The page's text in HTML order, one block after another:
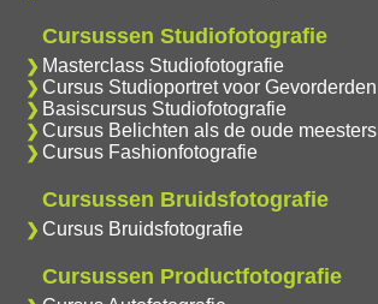
Cursussen Studiofotografie
Masterclass Studiofotografie
Cursus Studioportret voor Gevorderden
Basiscursus Studiofotografie
Cursus Belichten als de oude meesters
Cursus Fashionfotografie
Cursussen Bruidsfotografie
Cursus Bruidsfotografie
Cursussen Productfotografie